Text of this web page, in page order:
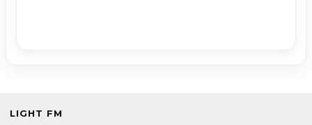
LIGHT FM